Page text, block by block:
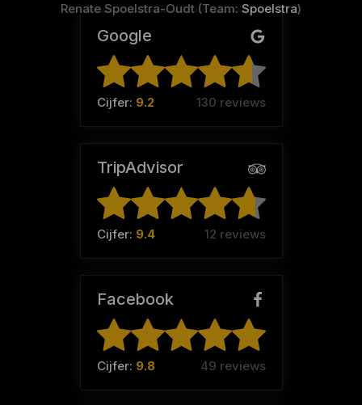
Renate Spoelstra-Oudt (Team: Spoelstra)
Google
Cijfer: 9.2 130 reviews
TripAdvisor
Cijfer: 9.4 12 reviews
Facebook
Cijfer: 9.8 49 reviews